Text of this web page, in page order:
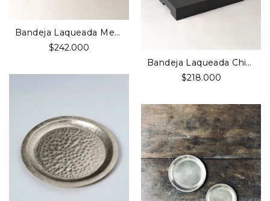
Bandeja Laqueada Media Negro
$242.000
Bandeja Laqueada Chica Negro
$218.000